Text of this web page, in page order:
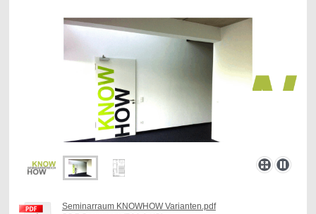
Seminarraum KNOWHOW Varianten.pdf